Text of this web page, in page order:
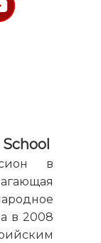
в
в 2008